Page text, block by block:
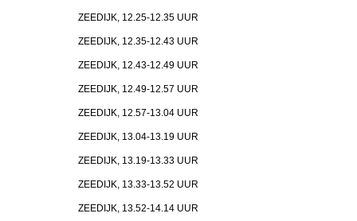
ZEEDIJK, 12.25-12.35 UUR
ZEEDIJK, 12.35-12.43 UUR
ZEEDIJK, 12.43-12.49 UUR
ZEEDIJK, 12.49-12.57 UUR
ZEEDIJK, 12.57-13.04 UUR
ZEEDIJK, 13.04-13.19 UUR
ZEEDIJK, 13.19-13.33 UUR
ZEEDIJK, 13.33-13.52 UUR
ZEEDIJK, 13.52-14.14 UUR